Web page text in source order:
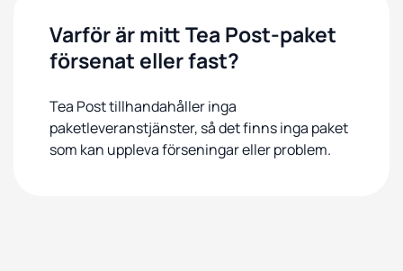
Varför är mitt Tea Post-paket
försenat eller fast?
Tea Post tillhandahåller inga
paketleveranstjänster, så det finns inga paket
som kan uppleva förseningar eller problem.